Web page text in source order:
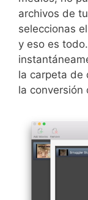
archivos de
seleccionas
y eso es
la carpeta de
la conversión